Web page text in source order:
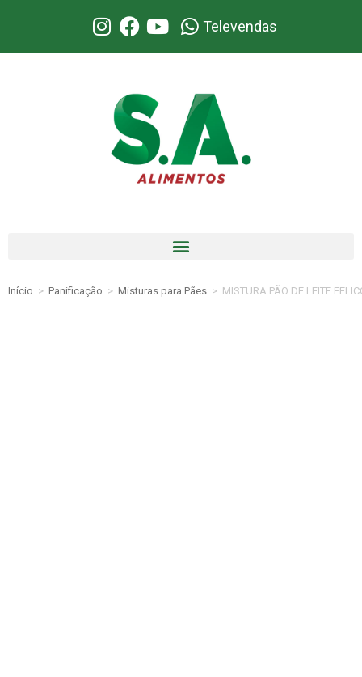
Televendas
Início > Panificação > Misturas para Pães > MISTURA PÃO DE LEITE